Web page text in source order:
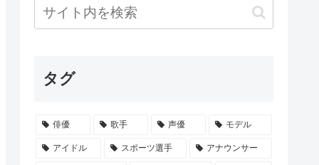
タグ
俳優 歌手 声優 モデル
アイドル スポーツ選手 アナウンサー